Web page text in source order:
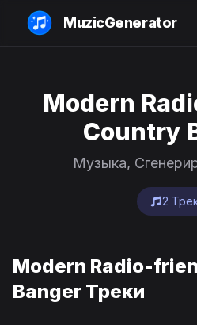
MuzicGenerator
Modern
Country
Музыка,
2
Modern Radio-
Banger Треки